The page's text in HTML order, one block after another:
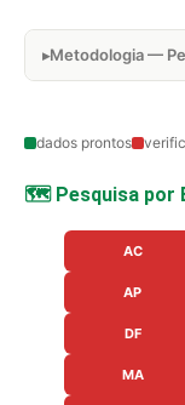
Metodologia —
dados prontos
🗺️ Pesquisa por
AC
AP
DF
MA